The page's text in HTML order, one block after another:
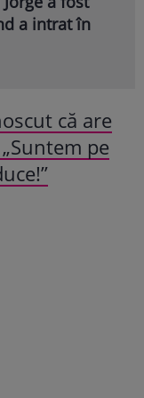
a intrat în
că are
pe